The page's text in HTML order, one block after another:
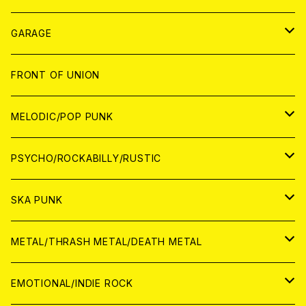
ANALOG
GARAGE
JAPAN
アナログ
CD
WORLD
アナログ
CD
FRONT OF UNION
MELODIC/POP PUNK
JAPAN
CD
ANALOG
WORLD
CD
ANALOG
PSYCHO/ROCKABILLY/RUSTIC
JAPAN
CD
ANALOG
WORLD
CD
SKA PUNK
JAPAN
CD
WORLD
METAL/THRASH METAL/DEATH METAL
JAPAN
EMOTIONAL/INDIE ROCK